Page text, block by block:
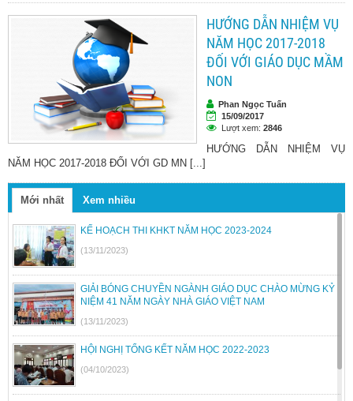
HƯỚNG DẪN NHIỆM VỤ
NĂM HỌC 2017-2018
ĐỐI VỚI GIÁO DỤC MẦM
NON
Phan Ngọc Tuấn
15/09/2017
Lượt xem: 2846
HƯỚNG DẪN NHIỆM VỤ
NĂM HỌC 2017-2018 ĐỐI VỚI GD MN [...]
Mới nhất Xem nhiều
KẾ HOẠCH THI KHKT NĂM HỌC 2023-2024
(13/11/2023)
GIẢI BÓNG CHUYỀN NGÀNH GIÁO DỤC CHÀO MỪNG KỶ
NIỆM 41 NĂM NGÀY NHÀ GIÁO VIỆT NAM
(13/11/2023)
HỘI NGHỊ TỔNG KẾT NĂM HỌC 2022-2023
(04/10/2023)